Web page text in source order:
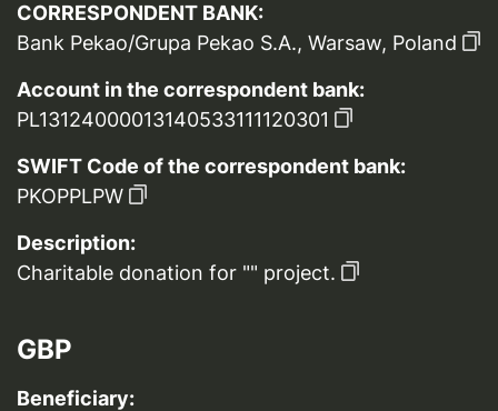
CORRESPONDENT BANK:
Bank Pekao/Grupa Pekao S.A., Warsaw, Poland
Account in the correspondent bank:
PL13124000013140533111120301
SWIFT Code of the correspondent bank:
PKOPPLPW
Description:
Charitable donation for "" project.
GBP
Beneficiary: